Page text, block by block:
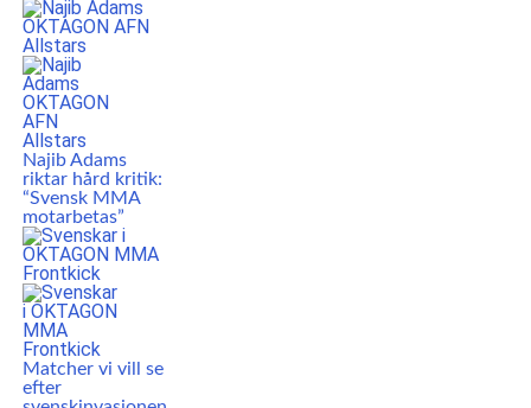
Najib Adams
riktar hård kritik:
“Svensk MMA
motarbetas”
Matcher vi vill se
efter